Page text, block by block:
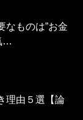
なものは”お金
…
理由５選【論